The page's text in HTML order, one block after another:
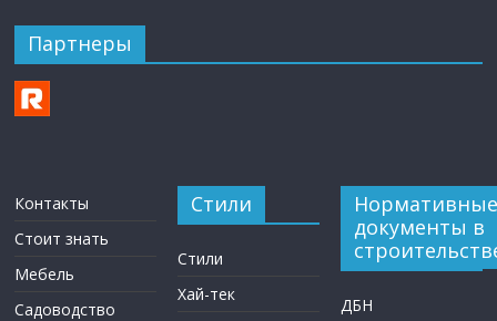
Партнеры
Контакты
Стоит знать
Мебель
Садоводство
Стили
Стили
Хай-тек
Нормативные
документы в
ДБН